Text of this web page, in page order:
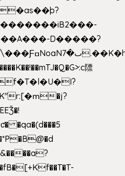
D�����?
䧣
�j?
�qa�(d���5